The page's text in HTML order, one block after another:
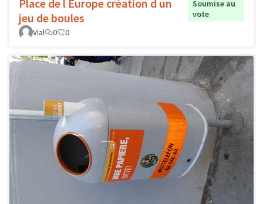
Place de l Europe création d un
jeu de boules
Soumise au
vote
Vial
0 0